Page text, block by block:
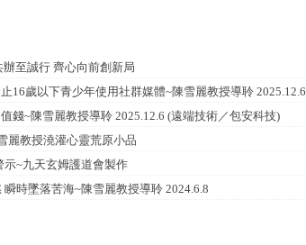
至誠行 齊心向前創新局
16歲以下青少年使用社群媒體~陳雪麗教授導聆 2025.12.6
錢~陳雪麗教授導聆 2025.12.6 (遠端技術／包安科技)
麗教授澆灌心靈荒原小品
~九天玄姆護道會製作
時墜落苦海~陳雪麗教授導聆 2024.6.8